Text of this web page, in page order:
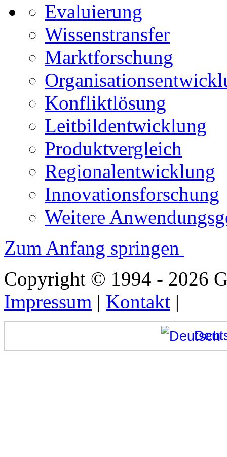
Evaluierung
Wissenstransfer
Marktforschung
Konfliktlösung
Leitbildentwicklung
Produktvergleich
Regionalentwicklung
Innovationsforschung
Weitere
Zum Anfang springen
Copyright © 1994 - 2026
Impressum | Kontakt |